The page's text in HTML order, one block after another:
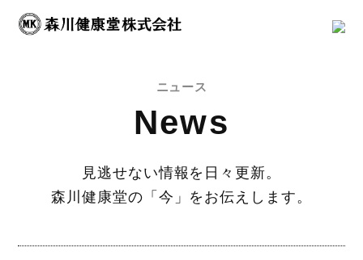
ニュース
News
見逃せない情報を日々更新。
森川健康堂の「今」をお伝えします。